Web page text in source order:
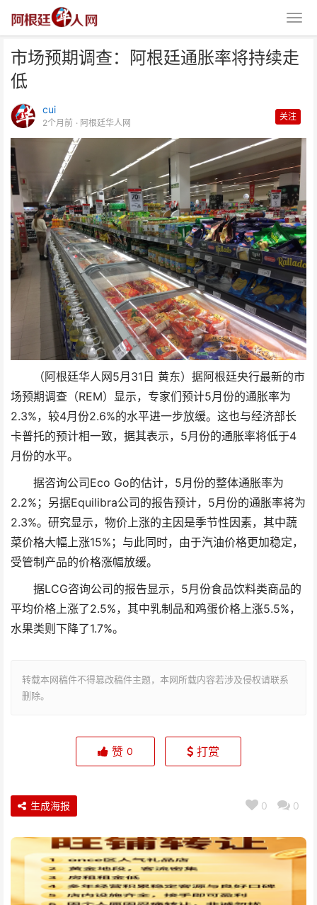
市场预期调查：阿根廷通胀率将持续走
低
cui
2个月前 · 阿根廷华人网
关注
（阿根廷华人网5月31日 黄东）据阿根廷央行最新的市
场预期调查（REM）显示，专家们预计5月份的通胀率为
2.3%，较4月份2.6%的水平进一步放缓。这也与经济部长
卡普托的预计相一致，据其表示，5月份的通胀率将低于4
月份的水平。
据咨询公司Eco Go的估计，5月份的整体通胀率为
2.2%；另据Equilibra公司的报告预计，5月份的通胀率将为
2.3%。研究显示，物价上涨的主因是季节性因素，其中蔬
菜价格大幅上涨15%；与此同时，由于汽油价格更加稳定，
受管制产品的价格涨幅放缓。
据LCG咨询公司的报告显示，5月份食品饮料类商品的
平均价格上涨了2.5%，其中乳制品和鸡蛋价格上涨5.5%，
水果类则下降了1.7%。
转载本网稿件不得篡改稿件主题，本网所载内容若涉及侵权请联系
删除。
市场预期调查：阿根廷通胀率将持
续走低
赞 0 打赏
0 0
生成海报